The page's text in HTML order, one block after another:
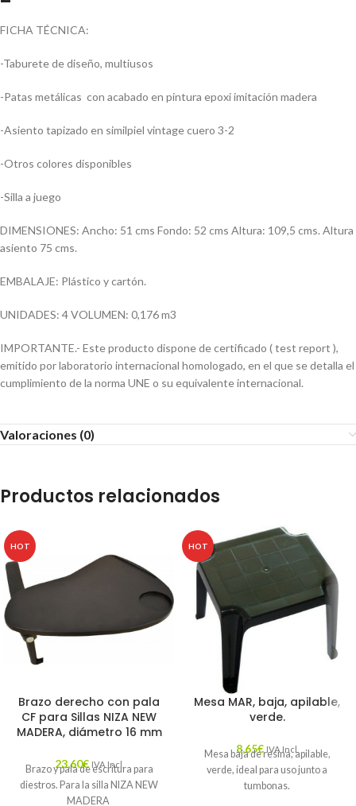
FICHA TÉCNICA:
-Taburete de diseño, multiusos
-Patas metálicas con acabado en pintura epoxi imitación madera
-Asiento tapizado en similpiel vintage cuero 3-2
-Otros colores disponibles
-Silla a juego
DIMENSIONES: Ancho: 51 cms Fondo: 52 cms Altura: 109,5 cms. Altura
asiento 75 cms.
EMBALAJE: Plástico y cartón.
UNIDADES: 4 VOLUMEN: 0,176 m3
IMPORTANTE.- Este producto dispone de certificado ( test report ),
emitido por laboratorio internacional homologado, en el que se detalla el
cumplimiento de la norma UNE o su equivalente internacional.
Valoraciones (0)
Productos relacionados
HOT
Brazo derecho con pala
CF para Sillas NIZA NEW
MADERA, diámetro 16 mm
23,60€ IVA Incl.
Brazo y pala de escritura para
diestros. Para la silla NIZA NEW
MADERA
HOT
Mesa MAR, baja, apilable,
verde.
8,65€ IVA Incl.
Mesa baja de resina, apilable,
verde, ideal para uso junto a
tumbonas.